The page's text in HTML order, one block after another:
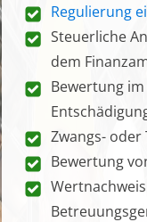
Regulierung
Steuerliche
dem
Bewertung
Zwangs-
Bewertung